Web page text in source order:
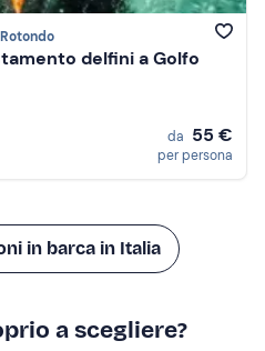
delfini a Golfo
da 55 €
per persona
in barca in Italia
a scegliere?